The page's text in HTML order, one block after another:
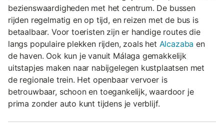
bezienswaardigheden met het centrum. De bussen
rijden regelmatig en op tijd, en reizen met de bus is
betaalbaar. Voor toeristen zijn er handige routes die
langs populaire plekken rijden, zoals het Alcazaba en
de haven. Ook kun je vanuit Málaga gemakkelijk
uitstapjes maken naar nabijgelegen kustplaatsen met
de regionale trein. Het openbaar vervoer is
betrouwbaar, schoon en toegankelijk, waardoor je
prima zonder auto kunt tijdens je verblijf.